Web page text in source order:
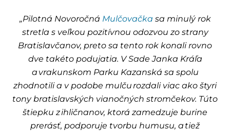
„Pilotná Novoročná Mulčovačka sa minulý rok
stretla s veľkou pozitívnou odozvou zo strany
Bratislavčanov, preto sa tento rok konali rovno
dve takéto podujatia. V Sade Janka Kráľa
a vrakunskom Parku Kazanská sa spolu
zhodnotili a v podobe mulču rozdali viac ako štyri
tony bratislavských vianočných stromčekov. Túto
štiepku z ihličnanov, ktorá zamedzuje burine
prerásť, podporuje tvorbu humusu, a tiež